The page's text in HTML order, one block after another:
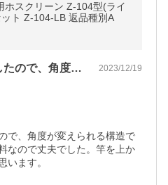
ホスクリーン Z-104型(ライ
ット Z-104-LB 返品種別A
取付場所が傾斜天井でしたので、角度が変… 2023/12/19
で、角度が変えられる構造で
なので丈夫でした。竿を上か
います。